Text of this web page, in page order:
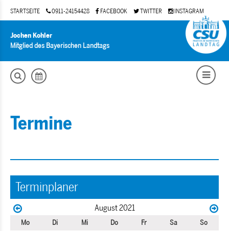
STARTSEITE 0911-24154428 FACEBOOK TWITTER INSTAGRAM
Jochen Kohler
Mitglied des Bayerischen Landtags
Termine
Terminplaner
August 2021
Mo Di Mi Do Fr Sa
So